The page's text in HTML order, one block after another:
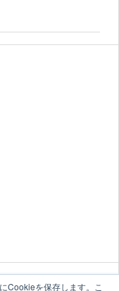
Cookieを保存します。こ